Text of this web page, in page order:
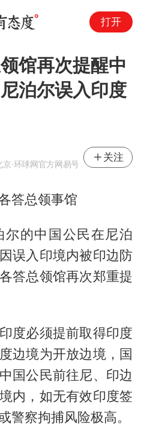
打开
馆再次提醒中
泊尔误入印度
京·环球网官方网易号
关注
答总领事馆
的中国公民在尼泊
误入印境内被印边防
答总领馆再次郑重提
度必须提前取得印度
边境为开放边境，国
国公民前往尼、印边
内，如无有效印度签
警察拘捕风险极高。